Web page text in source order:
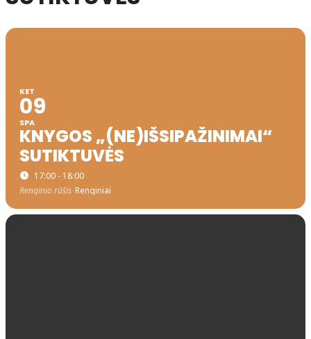
KET
09
SPA
KNYGOS „(NE)IŠSIPAŽINIMAI“
SUTIKTUVĖS
17:00 - 18:00
Renginio rūšis Renginiai